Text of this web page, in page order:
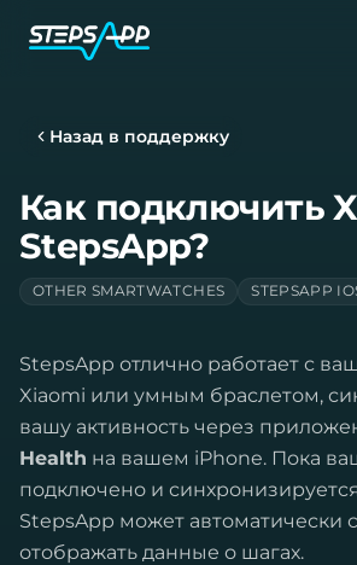
Назад в поддержку
Как подключить
StepsApp?
OTHER SMARTWATCHES STEPSAPP
StepsApp отлично работает с
Xiaomi или умным браслетом,
вашу активность через
Health на вашем iPhone. Пока
подключено и
StepsApp может автоматически
отображать данные о шагах.